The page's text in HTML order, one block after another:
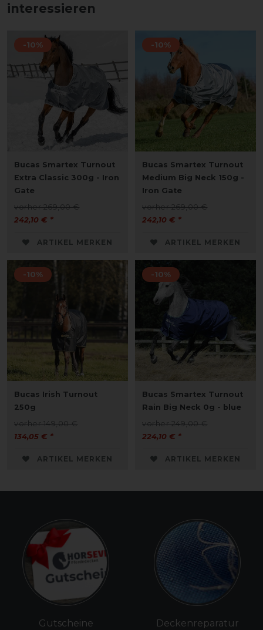
interessieren
-10%
Bucas Smartex Turnout
Extra Classic 300g - Iron
Gate
vorher 269,00 €
242,10 € *
ARTIKEL MERKEN
-10%
Bucas Smartex Turnout
Medium Big Neck 150g -
Iron Gate
vorher 269,00 €
242,10 € *
ARTIKEL MERKEN
-10%
Bucas Irish Turnout
250g
vorher 149,00 €
134,05 € *
ARTIKEL MERKEN
-10%
Bucas Smartex Turnout
Rain Big Neck 0g - blue
vorher 249,00 €
224,10 € *
ARTIKEL MERKEN
Gutscheine Deckenreparatur